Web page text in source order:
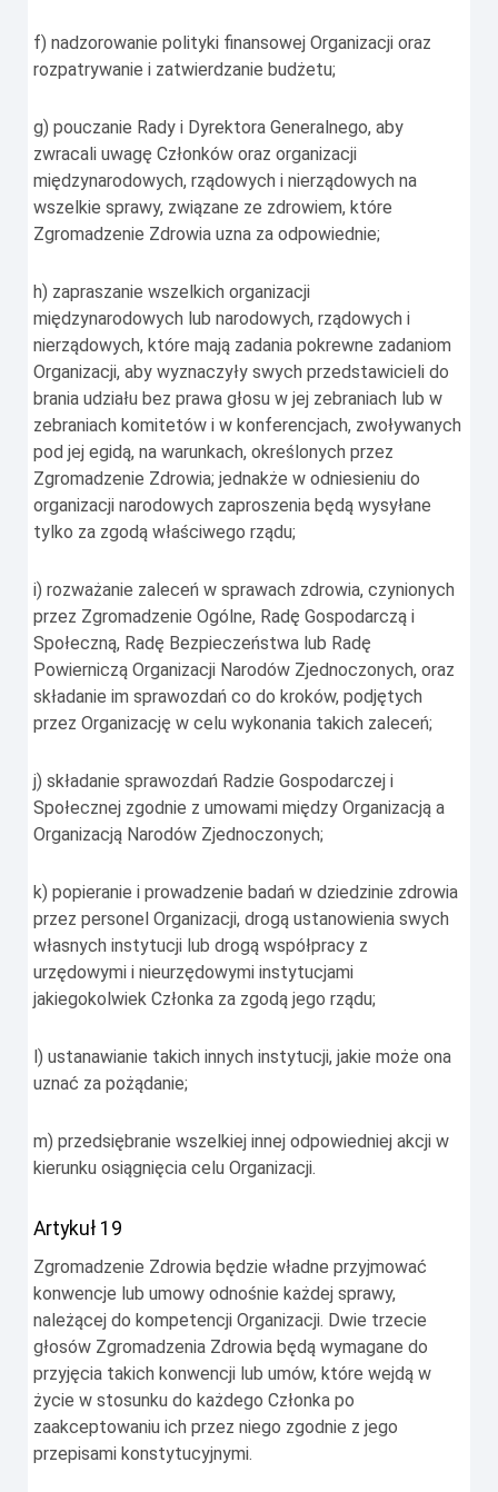
f) nadzorowanie polityki finansowej Organizacji oraz
rozpatrywanie i zatwierdzanie budżetu;
g) pouczanie Rady i Dyrektora Generalnego, aby
zwracali uwagę Członków oraz organizacji
międzynarodowych, rządowych i nierządowych na
wszelkie sprawy, związane ze zdrowiem, które
Zgromadzenie Zdrowia uzna za odpowiednie;
h) zapraszanie wszelkich organizacji
międzynarodowych lub narodowych, rządowych i
nierządowych, które mają zadania pokrewne zadaniom
Organizacji, aby wyznaczyły swych przedstawicieli do
brania udziału bez prawa głosu w jej zebraniach lub w
zebraniach komitetów i w konferencjach, zwoływanych
pod jej egidą, na warunkach, określonych przez
Zgromadzenie Zdrowia; jednakże w odniesieniu do
organizacji narodowych zaproszenia będą wysyłane
tylko za zgodą właściwego rządu;
i) rozważanie zaleceń w sprawach zdrowia, czynionych
przez Zgromadzenie Ogólne, Radę Gospodarczą i
Społeczną, Radę Bezpieczeństwa lub Radę
Powierniczą Organizacji Narodów Zjednoczonych, oraz
składanie im sprawozdań co do kroków, podjętych
przez Organizację w celu wykonania takich zaleceń;
j) składanie sprawozdań Radzie Gospodarczej i
Społecznej zgodnie z umowami między Organizacją a
Organizacją Narodów Zjednoczonych;
k) popieranie i prowadzenie badań w dziedzinie zdrowia
przez personel Organizacji, drogą ustanowienia swych
własnych instytucji lub drogą współpracy z
urzędowymi i nieurzędowymi instytucjami
jakiegokolwiek Członka za zgodą jego rządu;
l) ustanawianie takich innych instytucji, jakie może ona
uznać za pożądanie;
m) przedsiębranie wszelkiej innej odpowiedniej akcji w
kierunku osiągnięcia celu Organizacji.
Artykuł 19
Zgromadzenie Zdrowia będzie władne przyjmować
konwencje lub umowy odnośnie każdej sprawy,
należącej do kompetencji Organizacji. Dwie trzecie
głosów Zgromadzenia Zdrowia będą wymagane do
przyjęcia takich konwencji lub umów, które wejdą w
życie w stosunku do każdego Członka po
zaakceptowaniu ich przez niego zgodnie z jego
przepisami konstytucyjnymi.